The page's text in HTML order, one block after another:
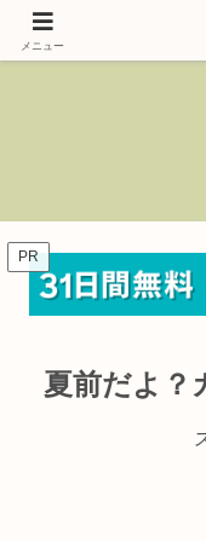
ガーデニング、アウトドア
PR
夏前だよ？
メニュー